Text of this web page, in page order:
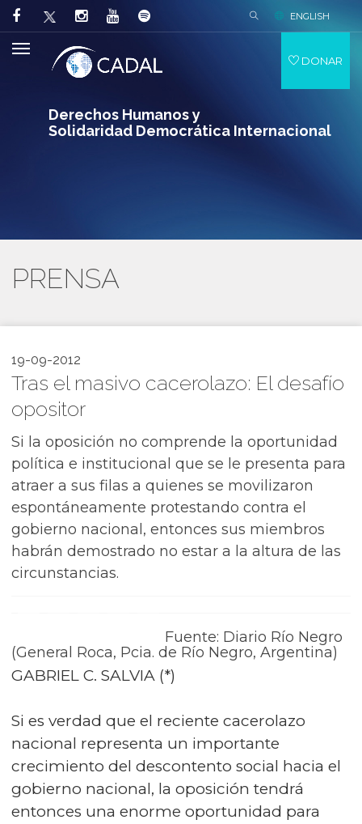
Derechos Humanos y
Solidaridad Democrática Internacional
ENGLISH
DONAR
PRENSA
19-09-2012
Tras el masivo cacerolazo: El desafío
opositor
Si la oposición no comprende la oportunidad
política e institucional que se le presenta para
atraer a sus filas a quienes se movilizaron
espontáneamente protestando contra el
gobierno nacional, entonces sus miembros
habrán demostrado no estar a la altura de las
circunstancias.
Fuente: Diario Río Negro
(General Roca, Pcia. de Río Negro, Argentina)
GABRIEL C. SALVIA (*)
Si es verdad que el reciente cacerolazo
nacional representa un importante
crecimiento del descontento social hacia el
gobierno nacional, la oposición tendrá
entonces una enorme oportunidad para